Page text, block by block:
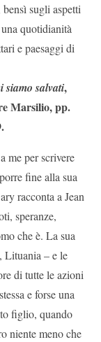
sugli aspetti
quotidianità
e paesaggi di
siamo salvati,
Marsilio, pp.
me per scrivere
fine alla sua
racconta a Jean
speranze,
che è. La sua
Lituania – e le
di tutte le azioni
e forse una
figlio, quando
niente meno che